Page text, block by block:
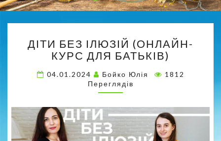
І
Т
Б
Е
І
Л
Ю
ДІТИ БЕЗ ІЛЮЗІЙ (ОНЛАЙН-
КУРС ДЛЯ БАТЬКІВ)
04.01.2024 Бойко Юлія
1812
Переглядів